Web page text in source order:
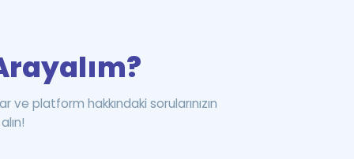
ve platform hakkındaki sorularınızın